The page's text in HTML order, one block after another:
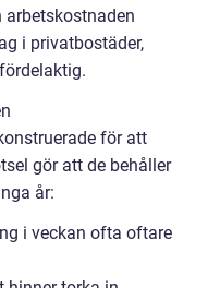
i privatbostäder,
för att
gör att de behåller
år:
i veckan ofta oftare